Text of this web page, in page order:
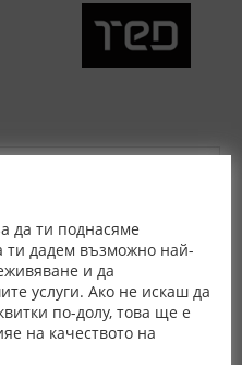
да ти поднасяме
ти дадем възможно най-
и да
услуги. Ако не искаш да
по-долу, това ще е
на качеството на